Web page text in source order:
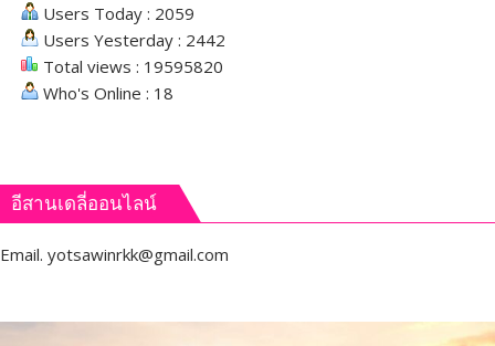
Users Today : 2059
Users Yesterday : 2442
Total views : 19595820
Who's Online : 18
อีสานเดลี่ออนไลน์
Email. yotsawinrkk@gmail.com